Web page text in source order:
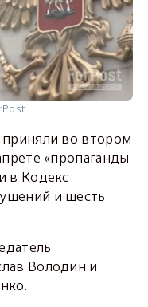
во втором
«пропаганды
в Кодекс
и шесть
Володин и